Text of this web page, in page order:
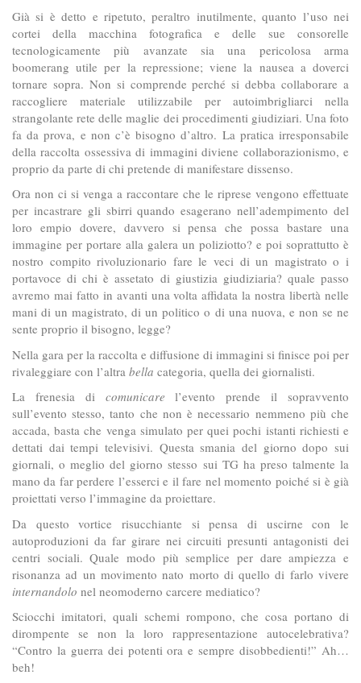
Già si è detto e ripetuto, peraltro inutilmente, quanto l’uso nei
cortei della macchina fotografica e delle sue consorelle
tecnologicamente più avanzate sia una pericolosa arma
boomerang utile per la repressione; viene la nausea a doverci
tornare sopra. Non si comprende perché si debba collaborare a
raccogliere materiale utilizzabile per autoimbrigliarci nella
strangolante rete delle maglie dei procedimenti giudiziari. Una foto
fa da prova, e non c’è bisogno d’altro. La pratica irresponsabile
della raccolta ossessiva di immagini diviene collaborazionismo, e
proprio da parte di chi pretende di manifestare dissenso.
Ora non ci si venga a raccontare che le riprese vengono effettuate
per incastrare gli sbirri quando esagerano nell’adempimento del
loro empio dovere, davvero si pensa che possa bastare una
immagine per portare alla galera un poliziotto? e poi soprattutto è
nostro compito rivoluzionario fare le veci di un magistrato o i
portavoce di chi è assetato di giustizia giudiziaria? quale passo
avremo mai fatto in avanti una volta affidata la nostra libertà nelle
mani di un magistrato, di un politico o di una nuova, e non se ne
sente proprio il bisogno, legge?
Nella gara per la raccolta e diffusione di immagini si finisce poi per
rivaleggiare con l’altra bella categoria, quella dei giornalisti.
La frenesia di comunicare l’evento prende il sopravvento
sull’evento stesso, tanto che non è necessario nemmeno più che
accada, basta che venga simulato per quei pochi istanti richiesti e
dettati dai tempi televisivi. Questa smania del giorno dopo sui
giornali, o meglio del giorno stesso sui TG ha preso talmente la
mano da far perdere l’esserci e il fare nel momento poiché si è già
proiettati verso l’immagine da proiettare.
Da questo vortice risucchiante si pensa di uscirne con le
autoproduzioni da far girare nei circuiti presunti antagonisti dei
centri sociali. Quale modo più semplice per dare ampiezza e
risonanza ad un movimento nato morto di quello di farlo vivere
internandolo nel neomoderno carcere mediatico?
Sciocchi imitatori, quali schemi rompono, che cosa portano di
dirompente se non la loro rappresentazione autocelebrativa?
“Contro la guerra dei potenti ora e sempre disobbedienti!” Ah…
beh!